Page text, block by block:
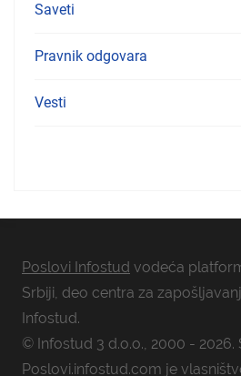
Saveti
Pravnik odgovara
Vesti
Poslovi Infostud vodeća
Srbiji, deo centra za
Infostud.
© Infostud 3 d.o.o., 2000 - 2026.
Poslovi.infostud.com je